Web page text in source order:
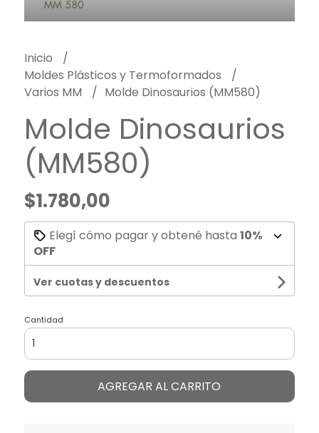
Inicio
Moldes Plásticos y Termoformados
Varios MM
Molde Dinosaurios (MM580)
Molde Dinosaurios
(MM580)
$1.780,00
Elegí cómo pagar y obtené hasta 10%
OFF
Ver cuotas y descuentos
Cantidad
AGREGAR AL CARRITO